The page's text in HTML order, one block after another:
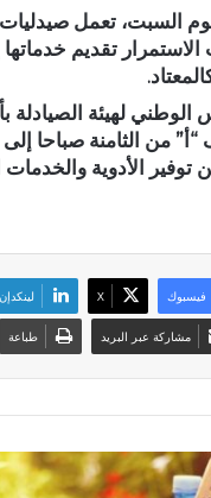
السبت، تعمل
تقديم
الوطني لهيئة
من الثامنة صباحا
توفير الأدوية
فيسبوك X لينكدإن
مشاركة عبر البريد طباعة